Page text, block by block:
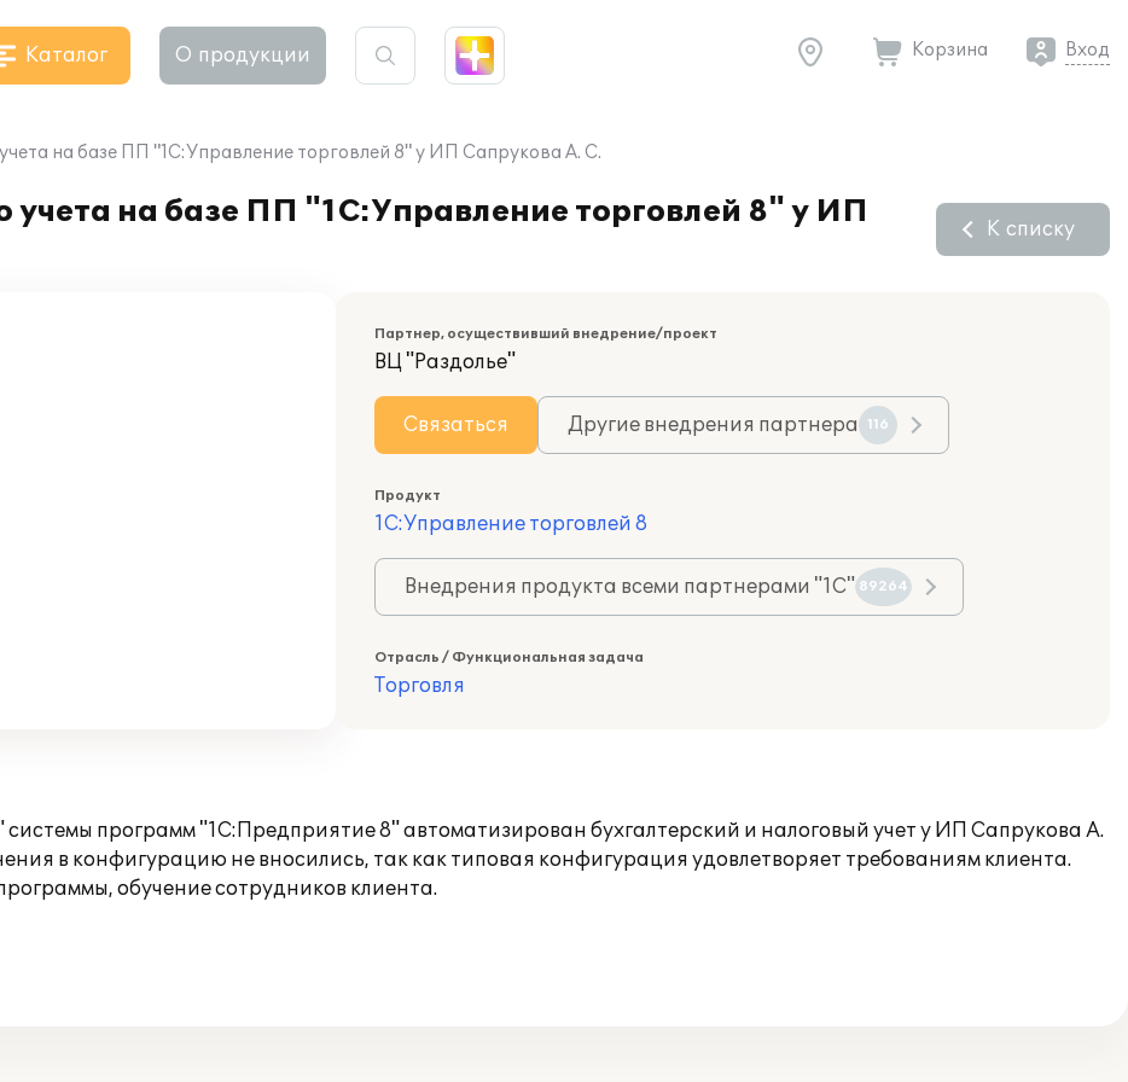
Каталог О продукции Корзина Вход
на базе ПП "1С:Управление торговлей 8" у ИП Сапрукова А. С.
учета на базе ПП "1С:Управление торговлей 8" у ИП
К списку
Партнер, осуществивший внедрение/проект
ВЦ "Раздолье"
Связаться Другие внедрения партнера 116
Продукт
1С:Управление торговлей 8
Внедрения продукта всеми партнерами "1С" 89264
Отрасль / Функциональная задача
Торговля
программ "1С:Предприятие 8" автоматизирован бухгалтерский и налоговый учет у ИП Сапрукова А.
в конфигурацию не вносились, так как типовая конфигурация удовлетворяет требованиям клиента.
обучение сотрудников клиента.